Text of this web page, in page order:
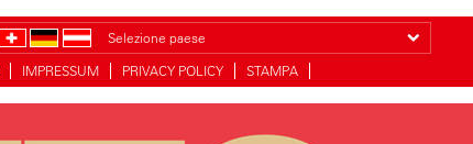
Selezione paese
IMPRESSUM PRIVACY POLICY STAMPA